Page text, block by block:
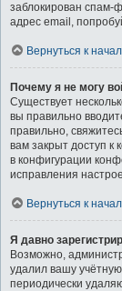
заблокирован спам-
адрес email,
Вернуться к
Почему я не могу
Существует
вы правильно
правильно,
вам закрыт доступ
в конфигурации
исправления
Вернуться к
Я давно
Возможно,
удалил вашу
периодически